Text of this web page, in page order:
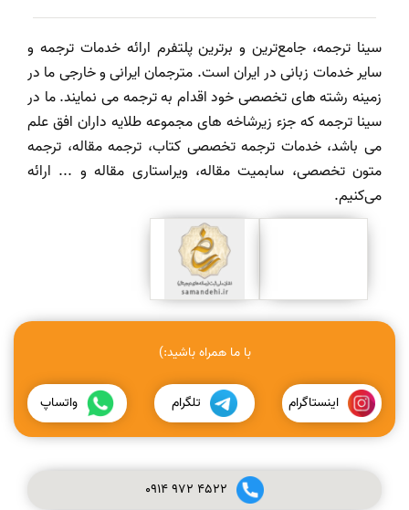
سینا ترجمه، جامع‌ترین و برترین پلتفرم ارائه خدمات ترجمه و
سایر خدمات زبانی در ایران است. مترجمان ایرانی و خارجی ما در
زمینه رشته های تخصصی خود اقدام به ترجمه می نمایند. ما در
سینا ترجمه که جزء زیرشاخه های مجموعه طلایه داران افق علم
می باشد، خدمات ترجمه تخصصی کتاب، ترجمه مقاله، ترجمه
متون تخصصی، سابمیت مقاله، ویراستاری مقاله و ... ارائه
می‌کنیم.
با ما همراه باشید:)
اینستاگرام تلگرام واتساپ
0914972 4522